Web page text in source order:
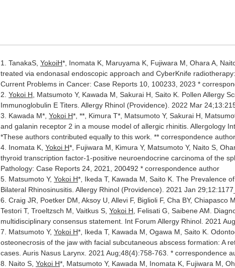
1. TanakaS, YokoiH*, Inomata K, Maruyama K, Fujiwara M, Ohara A,
treated via endonasal endoscopic approach and CyberKnife
Current Problems in Cancer: Case Reports 10, 100233, 2023 *
2. Yokoi H , Matsumoto Y, Kawada M, Sakurai H, Saito K. Pollen Allergy
Immunoglobulin E Titers. Allergy Rhinol (Providence). 2022 Mar
3. Kawada M*, Yokoi H*, **, Kimura T*, Matsumoto Y, Sakurai H,
and galanin receptor 2 in a mouse model of allergic rhinitis. Allergology
*These authors contributed equally to this work. ** correspondence author
4. Inomata K, Yokoi H*, Fujiwara M, Kimura Y, Matsumoto Y, Naito S,
thyroid transcription factor-1-positive neuroendocrine carcinoma of the
Pathology: Case Reports 24, 2021, 200492 * correspondence author
5. Matsumoto Y, Yokoi H*, Ikeda T, Kawada M, Saito K. The Prevalence
Bilateral Rhinosinusitis. Allergy Rhinol (Providence). 2021 Jan
6. Craig JR, Poetker DM, Aksoy U, Allevi F, Biglioli F, Cha BY, Chiapasco
Testori T, Troeltzsch M, Vaitkus S, Yokoi H , Felisati G, Saibene AM.
multidisciplinary consensus statement. Int Forum Allergy Rhinol. 2021
7. Matsumoto Y, Yokoi H*, Ikeda T, Kawada M, Ogawa M, Saito K.
osteonecrosis of the jaw with facial subcutaneous abscess formation: A
cases. Auris Nasus Larynx. 2021 Aug;48(4):758-763. * correspondence
8. Naito S, Yokoi H*, Matsumoto Y, Kawada M, Inomata K, Fujiwara M,